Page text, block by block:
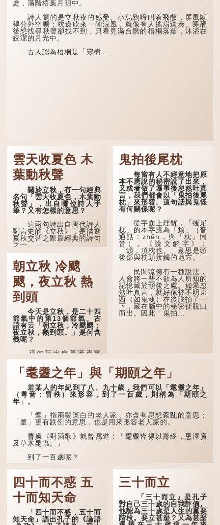
處，滿階梧葉月明中。
詩人寫的是立秋夜的感受。小烏鴉啼叫着飛散，屏風顯
得分外空曠；枕邊吹來一陣涼風，就像有人搖扇送爽。睡醒
後想找尋秋聲卻找不到，只看見滿台階的梧桐落葉，沐浴在
皎潔的月光中。
古人認為梧桐是「靈樹...
雲天收夏色 木
葉動秋聲
關於立秋，有一句經典
名句「雲天收夏色，木葉動
秋聲」，出自哪位詩人手
筆？又有怎樣的意思？
這兩句詩出自唐代詩人
劉言史的《立秋》，是描寫
夏秋交替之際最經典的詩句
之一。
《立秋》全詩如下：
茲晨戒流火，商飆早已
驚。 雲天收夏色，木
葉動秋聲。
詩的前兩句寫的是：這
一天早晨，天上的「流火」
（指大火星，象徵暑氣）開
始消退，涼爽的秋風（商
飆，即西風）已經悄然吹
起。後兩句，便是全詩的靈
魂...
朝立秋 冷颼
颼，夜立秋 熱
到頭
今天是立秋，是二十四
節氣中的第13個節氣。古
語有云「朝立秋，冷颼颼；
夜立秋，熱到頭。」是何含
義呢？
這句話出自東漢崔寔
《四民月令》：「朝立秋，
冷颼颼；夜立秋，熱到
頭」。到了清代，顧祿在
《清嘉錄》中記錄蘇州風俗
時，也引用了這句諺語。不
過當地百姓的口頭說法是
「朝立秋，渹颼颼；夜立
有不同，但意思完全一致。
準呢？它反映了古人的一種
樸素觀察：如果立秋的精
鬼拍後尾枕
每當有人不經意地把原
本不應說的秘密說了出來，
又或者做了壞事後忽然吐真
言，我們都會以「鬼拍後尾
枕」來形容。這句話與鬼怪
有何關係呢？
從字面上理解，「後尾
枕」的本字應為「䪴」（普
通話：zhěn，與「枕」同
音）。《說文解字》：
「䪴，項枕也。」意思是頭
後部與枕頭接觸的地方。
民間流傳有一種說法，
人會將一些不欲為人所知的
記憶藏於頸後之處。如果忽
然吐真言，就好像被不明東
西（如鬼魂）在後腦拍了一
下，藏在腦中的秘密便脫口
而出。因此「鬼拍...
「耄耋之年」與「期頤之年」
若某人的年紀到了八、九十歲，我們可以「耄耋之年」
（粵音：冒秩）來形容，到了一百歲，則稱為「期頤之
年」。
「耄」指兩鬢斑白的老人家，亦含有思想紊亂的意思；
「耋」更有跌倒的意思，也是用來形容老人家的。
曹操《對酒歌》就曾寫道：「耄耋皆得以壽終，恩澤廣
及草木昆蟲。」
到了一百歲呢？
那麼就可以稱為「期頤」。《禮記.曲禮上》：「百年曰
期頤。」鄭玄註：「期，猶要也；頤，養也。不知衣服食
味，孝子要盡養道...
四十而不惑 五
十而知天命
「四十而不惑，五十而
知天命」語出孔子的《論語
三十而立
「三十而立」是孔子
對自己三十歲的自我評價。
他認為三十歲是人生的重要
階段。要立甚麼？又為甚麼